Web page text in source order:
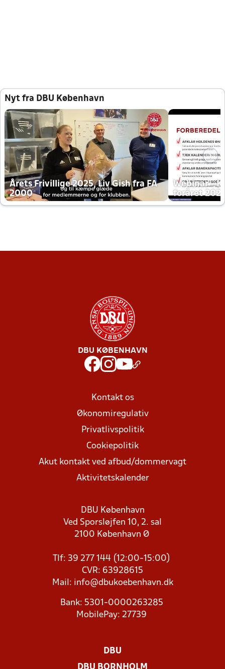
Nyt fra DBU København
Årets Frivillige 2025, Liv Gish fra FA
2000
Webinar -
foråret
DBU KØBENHAVN
Kontakt os
Økonomiregulativ
Privatlivspolitik
Cookiepolitik
Akut kontakt ved afbud/dommervagt
Aktivitetskalender
DBU København
Ved Sporsløjfen 10, 2. sal
2100 København Ø
Tlf: 39 277 144 (12:00-15:00)
CVR: 63928615
Mail: info@dbukoebenhavn.dk
Bank: 5301-0000263285
MobilePay: 27739
DBU